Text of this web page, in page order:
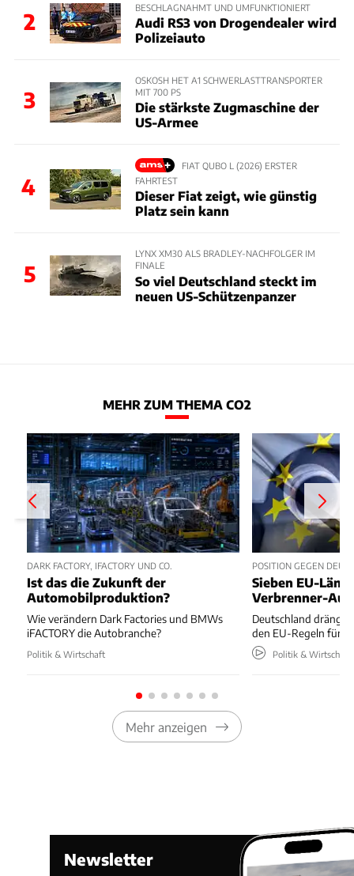
2
BESCHLAGNAHMT UND UMFUNKTIONIERT
Audi RS3 von Drogendealer wird
Polizeiauto
3
OSKOSH HET A1 SCHWERLASTTRANSPORTER
MIT 700 PS
Die stärkste Zugmaschine der
US-Armee
4
FIAT QUBO L (2026) ERSTER
FAHRTEST
Dieser Fiat zeigt, wie günstig
Platz sein kann
5
LYNX XM30 ALS BRADLEY-NACHFOLGER IM
FINALE
So viel Deutschland steckt im
neuen US-Schützenpanzer
MEHR ZUM THEMA CO2
DARK FACTORY, IFACTORY UND CO.
Ist das die Zukunft der
Automobilproduktion?
Wie verändern Dark Factories und BMWs
iFACTORY die Autobranche?
Politik & Wirtschaft
POSITION GEGEN
Sieben EU-
Verbrenner-Aus
Deutschland drängt
den EU-Regeln für
Politik & Wirtschaft
Mehr anzeigen
Newsletter